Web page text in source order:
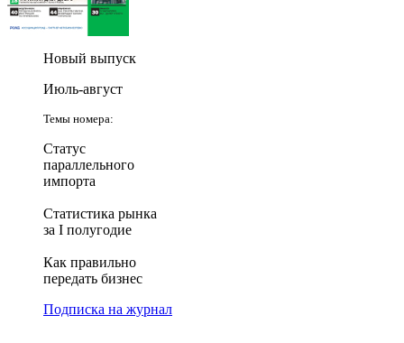
Новый выпуск
Июль-август
Темы номера:
Статус
параллельного
импорта
Статистика рынка
за I полугодие
Как правильно
передать бизнес
Подписка на журнал